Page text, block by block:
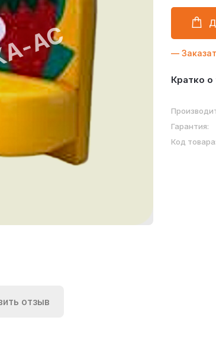
—
Кратко о
Гарантия:
Код товара:
отзыв